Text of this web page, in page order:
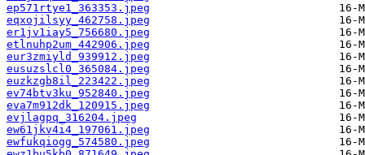
ep571rtye1_363353.jpeg
eqxojilsyy_462758.jpeg
er1jv1iay5_756680.jpeg
etlnuhp2um_442906.jpeg
eur3zmiyld_939912.jpeg
eusuzslcl0_365084.jpeg
euzkzgb8il_223422.jpeg
ev74btv3ku_952840.jpeg
eva7m912dk_120915.jpeg
evjlagpq_316204.jpeg
ew61jkv4i4_197061.jpeg
ewfukqiogg_574580.jpeg